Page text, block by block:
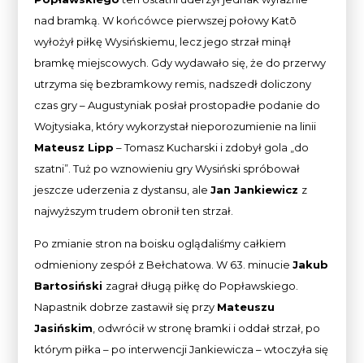
nad bramką. W końcówce pierwszej połowy Katō
wyłożył piłkę Wysińskiemu, lecz jego strzał minął
bramkę miejscowych. Gdy wydawało się, że do przerwy
utrzyma się bezbramkowy remis, nadszedł doliczony
czas gry – Augustyniak posłał prostopadłe podanie do
Wojtysiaka, który wykorzystał nieporozumienie na linii
Mateusz Lipp – Tomasz Kucharski i zdobył gola „do
szatni”. Tuż po wznowieniu gry Wysiński spróbował
jeszcze uderzenia z dystansu, aleJan Jankiewicz z
najwyższym trudem obronił ten strzał.
Po zmianie stron na boisku oglądaliśmy całkiem
odmieniony zespół z Bełchatowa. W 63. minucieJakub
Bartosiński zagrał długą piłkę do Popławskiego.
Napastnik dobrze zastawił się przy Mateuszu
Jasińskim, odwrócił w stronę bramki i oddał strzał, po
którym piłka – po interwencji Jankiewicza – wtoczyła się